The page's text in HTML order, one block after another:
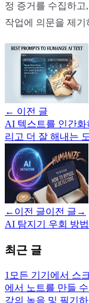
정 증거를 수집하고
작업에 의문을 제
← 이전 글
AI 텍스트를 인간화
리고 더 잘 해내는
← 이전 글이전 글 →
AI 탐지기 우회 방
최근 글
1 모든 기기에서 스
에서 노트를 만들
강의 녹음 및 필기